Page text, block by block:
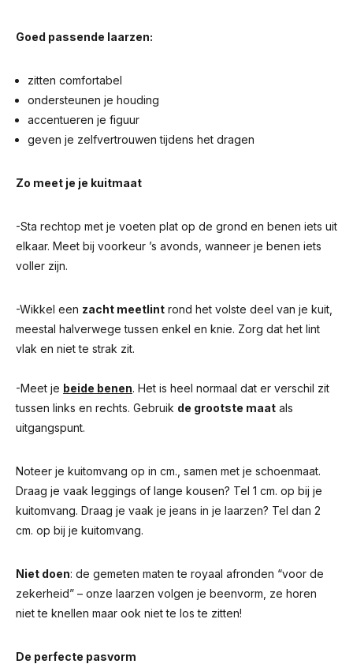
Goed passende laarzen:
zitten comfortabel
ondersteunen je houding
accentueren je figuur
geven je zelfvertrouwen tijdens het dragen
Zo meet je je kuitmaat
-Sta rechtop met je voeten plat op de grond en benen iets uit
elkaar. Meet bij voorkeur ’s avonds, wanneer je benen iets
voller zijn.
-Wikkel een zacht meetlint rond het volste deel van je kuit,
meestal halverwege tussen enkel en knie. Zorg dat het lint
vlak en niet te strak zit.
-Meet je beide benen. Het is heel normaal dat er verschil zit
tussen links en rechts. Gebruik de grootste maat als
uitgangspunt.
Noteer je kuitomvang op in cm., samen met je schoenmaat.
Draag je vaak leggings of lange kousen? Tel 1 cm. op bij je
kuitomvang. Draag je vaak je jeans in je laarzen? Tel dan 2
cm. op bij je kuitomvang.
Niet doen: de gemeten maten te royaal afronden “voor de
zekerheid” – onze laarzen volgen je beenvorm, ze horen
niet te knellen maar ook niet te los te zitten!
De perfecte pasvorm